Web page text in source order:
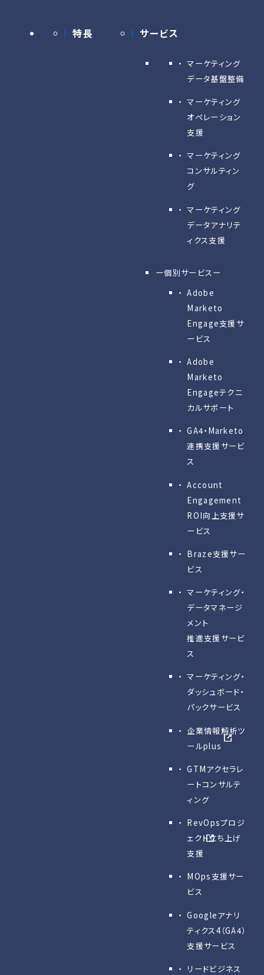
特長 サービス
マーケティング
データ基盤整備
マーケティング
オペレーション
支援
マーケティング
コンサルティン
グ
マーケティング
データアナリテ
ィクス支援
ー個別サービスー
Adobe
Marketo
Engage⽀援サ
ービス
Adobe
Marketo
Engageテクニ
カルサポート
GA4・Marketo
連携支援サービ
ス
Account
Engagement
ROI向上支援サ
ービス
Braze支援サー
ビス
マーケティング・
データマネージ
メント
推進支援サービ
ス
マーケティング・
ダッシュボード・
パックサービス
企業情報解析ツ
ールplus
GTMアクセラレ
ートコンサルテ
ィング
RevOpsプロジ
ェクト立ち上げ
支援
MOps支援サー
ビス
Googleアナリ
ティクス4（GA4）
支援サービス
リードビジネス